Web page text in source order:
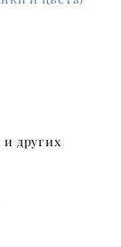
других